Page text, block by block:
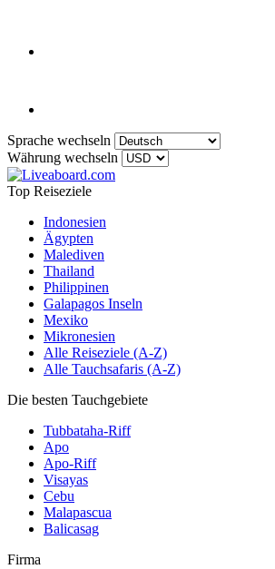
Sprache wechseln
Währung wechseln
Top Reiseziele
Indonesien
Ägypten
Malediven
Thailand
Philippinen
Galapagos Inseln
Mexiko
Mikronesien
Alle Reiseziele (A-Z)
Alle Tauchsafaris (A-Z)
Die besten Tauchgebiete
Tubbataha-Riff
Apo
Apo-Riff
Visayas
Cebu
Malapascua
Balicasag
Firma